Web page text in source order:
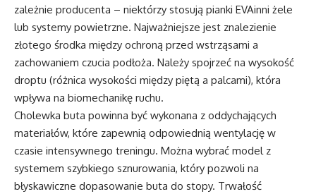
zależnie producenta – niektórzy stosują pianki EVAinni żele
lub systemy powietrzne. Najważniejsze jest znalezienie
złotego środka między ochroną przed wstrząsami a
zachowaniem czucia podłoża. Należy spojrzeć na wysokość
droptu (różnica wysokości między piętą a palcami), która
wpływa na biomechanikę ruchu.
Cholewka buta powinna być wykonana z oddychających
materiałów, które zapewnią odpowiednią wentylację w
czasie intensywnego treningu. Można wybrać model z
systemem szybkiego sznurowania, który pozwoli na
błyskawiczne dopasowanie buta do stopy. Trwałość